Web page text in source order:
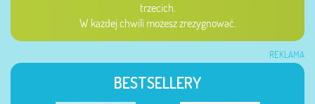
trzecich.
W każdej chwili możesz zrezygnować.
REKLAMA
BESTSELLERY